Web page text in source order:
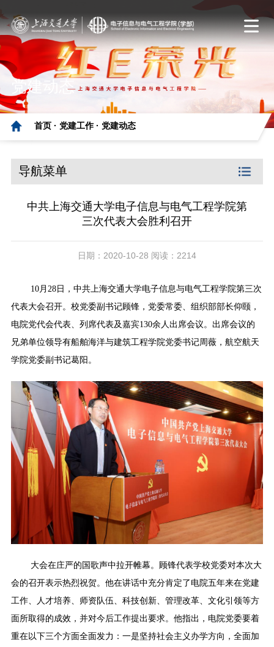
党建动态
首页 · 党建工作 · 党建动态
导航菜单
中共上海交通大学电子信息与电气工程学院第
三次代表大会胜利召开
日期：2020-10-28 阅读：2214
10月28日，中共上海交通大学电子信息与电气工程学院第三次
代表大会召开。校党委副书记顾锋，党委常委、组织部部长仰颐，
电院党代会代表、列席代表及嘉宾130余人出席会议。出席会议的
兄弟单位领导有船舶海洋与建筑工程学院党委书记周薇，航空航天
学院党委副书记葛阳。
大会在庄严的国歌声中拉开帷幕。顾锋代表学校党委对本次大
会的召开表示热烈祝贺。他在讲话中充分肯定了电院五年来在党建
工作、人才培养、师资队伍、科技创新、管理改革、文化引领等方
面所取得的成效，并对今后工作提出要求。他指出，电院党委要着
重在以下三个方面全面发力：一是坚持社会主义办学方向，全面加